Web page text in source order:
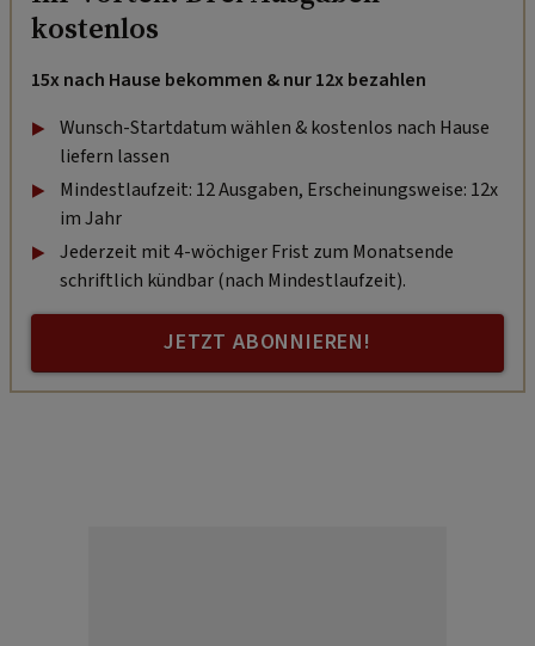
kostenlos
15x nach Hause bekommen & nur 12x bezahlen
Wunsch-Startdatum wählen & kostenlos nach Hause
liefern lassen
Mindestlaufzeit: 12 Ausgaben, Erscheinungsweise: 12x
im Jahr
Jederzeit mit 4-wöchiger Frist zum Monatsende
schriftlich kündbar (nach Mindestlaufzeit).
JETZT ABONNIEREN!